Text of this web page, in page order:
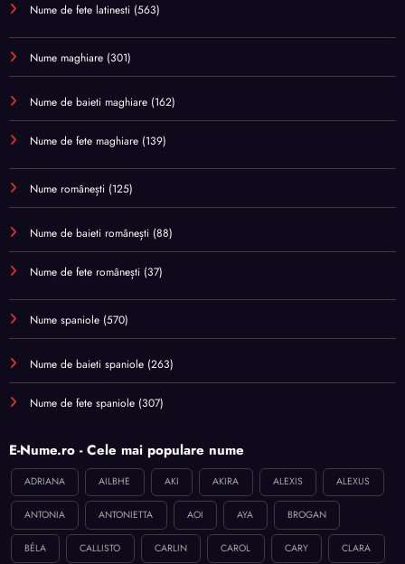
Nume de fete latinesti (563)
Nume maghiare (301)
Nume de baieti maghiare (162)
Nume de fete maghiare (139)
Nume românești (125)
Nume de baieti românești (88)
Nume de fete românești (37)
Nume spaniole (570)
Nume de baieti spaniole (263)
Nume de fete spaniole (307)
E-Nume.ro - Cele mai populare nume
ADRIANA AILBHE AKI AKIRA ALEXIS ALEXUS
ANTONIA ANTONIETTA AOI AYA BROGAN
BÉLA CALLISTO CARLIN CAROL CARY CLARA